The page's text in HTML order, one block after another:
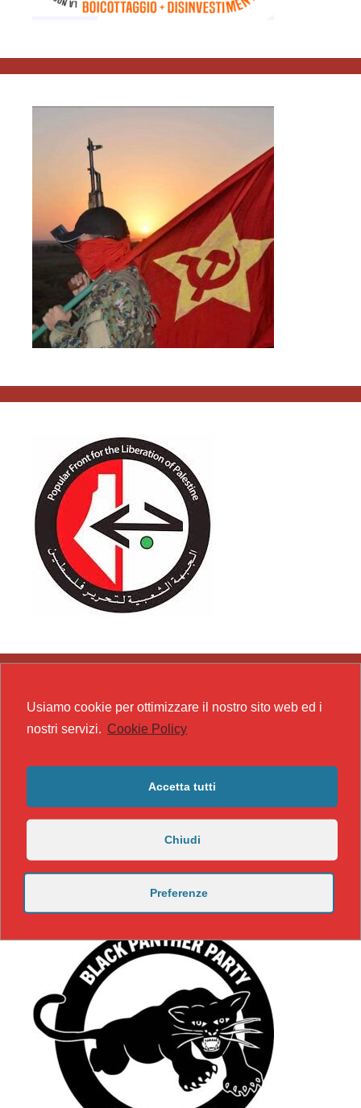
Usiamo cookie per ottimizzare il nostro sito web ed i
nostri servizi. Cookie Policy
Accetta tutti
Chiudi
Preferenze